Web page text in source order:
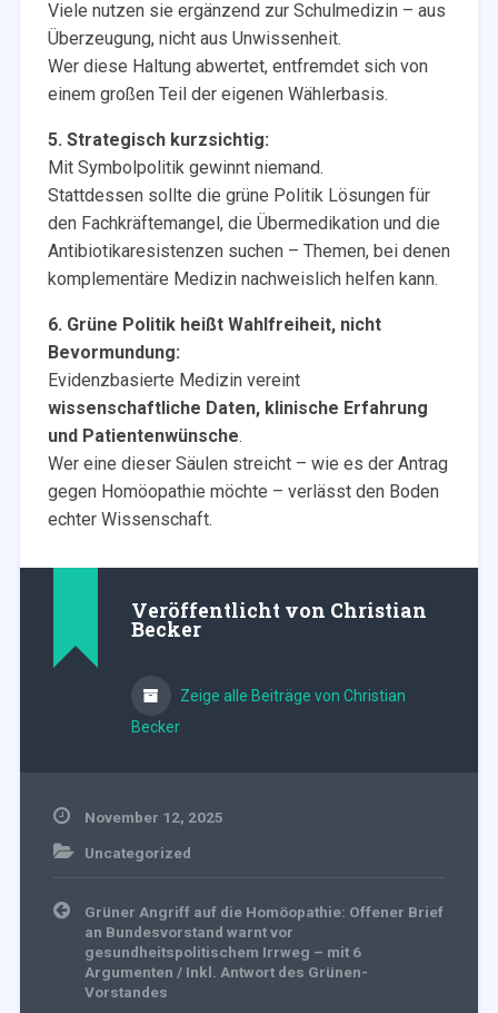
Viele nutzen sie ergänzend zur Schulmedizin – aus
Überzeugung, nicht aus Unwissenheit.
Wer diese Haltung abwertet, entfremdet sich von
einem großen Teil der eigenen Wählerbasis.
5. Strategisch kurzsichtig:
Mit Symbolpolitik gewinnt niemand.
Stattdessen sollte die grüne Politik Lösungen für
den Fachkräftemangel, die Übermedikation und die
Antibiotikaresistenzen suchen – Themen, bei denen
komplementäre Medizin nachweislich helfen kann.
6. Grüne Politik heißt Wahlfreiheit, nicht
Bevormundung:
Evidenzbasierte Medizin vereint
wissenschaftliche Daten, klinische Erfahrung
und Patientenwünsche.
Wer eine dieser Säulen streicht – wie es der Antrag
gegen Homöopathie möchte – verlässt den Boden
echter Wissenschaft.
Veröffentlicht von Christian
Becker
Zeige alle Beiträge von Christian
Becker
November 12, 2025
Uncategorized
Beitragsnavigation
Grüner Angriff auf die Homöopathie: Offener Brief
an Bundesvorstand warnt vor
gesundheitspolitischem Irrweg – mit 6
Argumenten / Inkl. Antwort des Grünen-
Vorstandes